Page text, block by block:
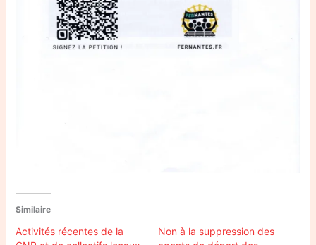
Similaire
Activités récentes de la
Non à la suppression des